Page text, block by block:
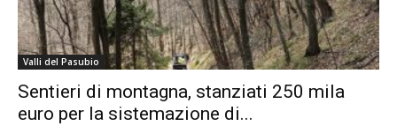
Valli del Pasubio
Sentieri di montagna, stanziati 250 mila
euro per la sistemazione di...